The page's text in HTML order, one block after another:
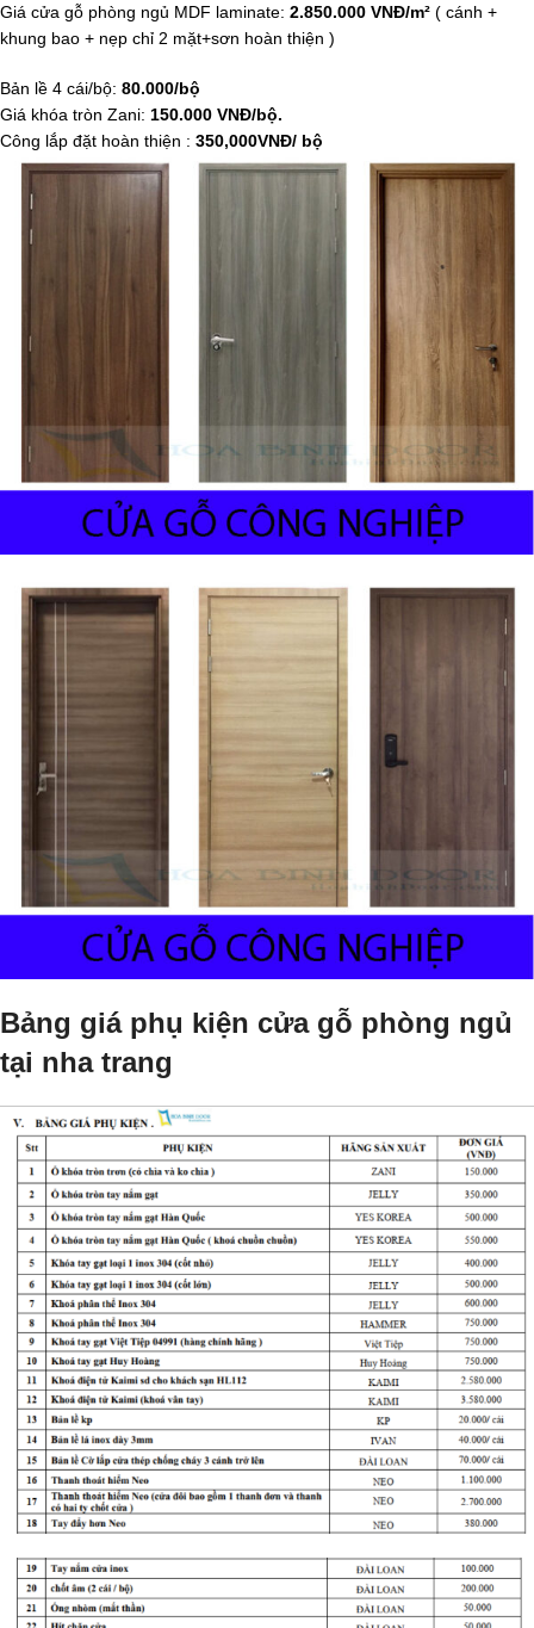
Giá cửa gỗ phòng ngủ MDF laminate: 2.850.000 VNĐ/m² ( cánh +
khung bao + nẹp chỉ 2 mặt+sơn hoàn thiện )
Bản lề 4 cái/bộ: 80.000/bộ
Giá khóa tròn Zani: 150.000 VNĐ/bộ.
Công lắp đặt hoàn thiện : 350,000VNĐ/ bộ
Bảng giá phụ kiện cửa gỗ phòng ngủ
tại nha trang